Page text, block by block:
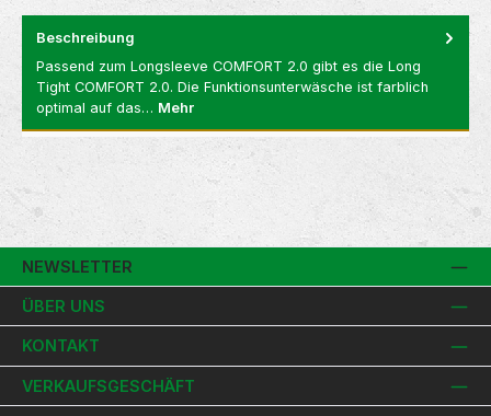
Beschreibung
Passend zum Longsleeve COMFORT 2.0 gibt es die Long
Tight COMFORT 2.0. Die Funktionsunterwäsche ist farblich
optimal auf das… Mehr
NEWSLETTER
ÜBER UNS
KONTAKT
VERKAUFSGESCHÄFT